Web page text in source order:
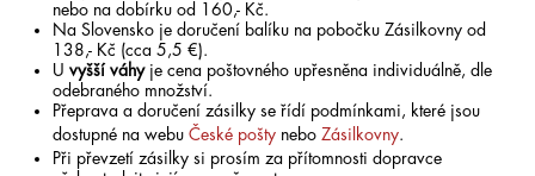
nebo na dobírku od 160,- Kč.
Na Slovensko je doručení balíku na pobočku Zásilkovny od
138,- Kč (cca 5,5 €).
Uvyšší váhyje cena poštovného upřesněna individuálně, dle
odebraného množství.
Přeprava a doručení zásilky se řídí podmínkami, které jsou
dostupné na webuČeské pošty nebo Zásilkovny.
Při převzetí zásilky si prosím za přítomnosti dopravce